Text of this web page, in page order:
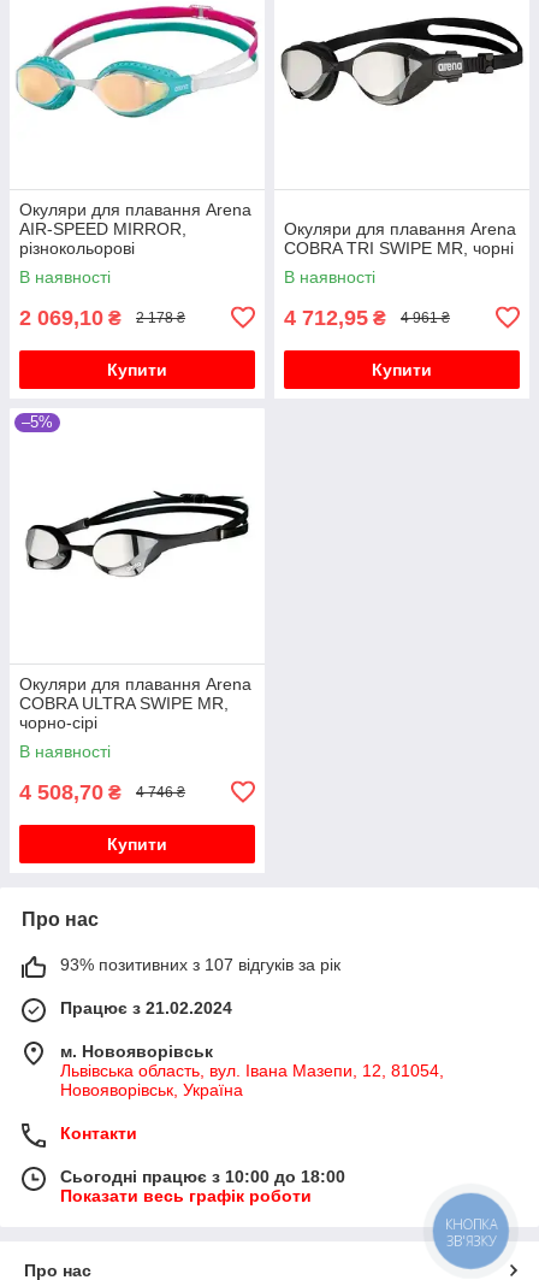
Окуляри для плавання Arena
AIR-SPEED MIRROR,
різнокольорові
В наявності
2 069,10 ₴ 2 178 ₴
Купити
Окуляри для плавання Arena
COBRA TRI SWIPE MR, чорні
В наявності
4 712,95 ₴ 4 961 ₴
Купити
–5%
Окуляри для плавання Arena
COBRA ULTRA SWIPE MR,
чорно-сірі
В наявності
4 508,70 ₴ 4 746 ₴
Купити
Про нас
93% позитивних з 107 відгуків за рік
Працює з 21.02.2024
м. Новояворівськ
Львівська область, вул. Івана Мазепи, 12, 81054,
Новояворівськ, Україна
Контакти
Сьогодні працює з 10:00 до 18:00
Показати весь графік роботи
Про нас
КНОПКА
ЗВ'ЯЗКУ